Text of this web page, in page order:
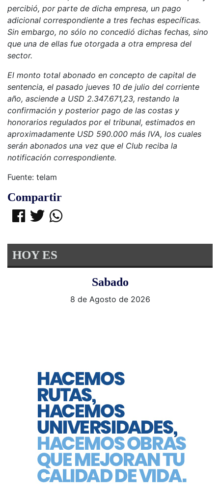
percibió, por parte de dicha empresa, un pago
adicional correspondiente a tres fechas específicas.
Sin embargo, no sólo no concedió dichas fechas, sino
que una de ellas fue otorgada a otra empresa del
sector.
El monto total abonado en concepto de capital de
sentencia, el pasado jueves 10 de julio del corriente
año, asciende a USD 2.347.671,23, restando la
confirmación y posterior pago de las costas y
honorarios regulados por el tribunal, estimados en
aproximadamente USD 590.000 más IVA, los cuales
serán abonados una vez que el Club reciba la
notificación correspondiente.
Fuente: telam
Compartir
HOY ES
Sabado
8 de Agosto de 2026